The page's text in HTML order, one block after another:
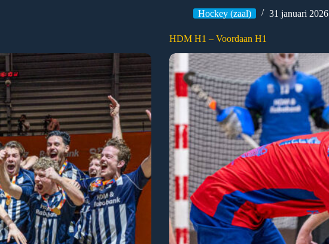
Hockey (zaal) 31 januari 2026
HDM H1 – Voordaan H1